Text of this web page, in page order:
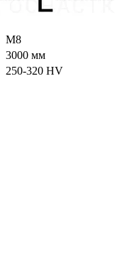
М8
3000 мм
250-320 HV